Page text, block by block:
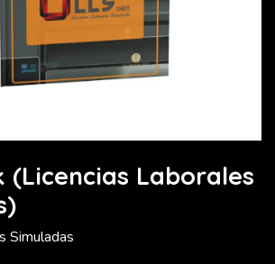
(Licencias Laborales
Simuladas